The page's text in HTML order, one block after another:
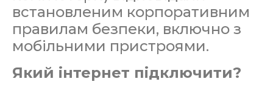
встановленим корпоративним
правилам безпеки, включно з
мобільними пристроями.
Який інтернет підключити?